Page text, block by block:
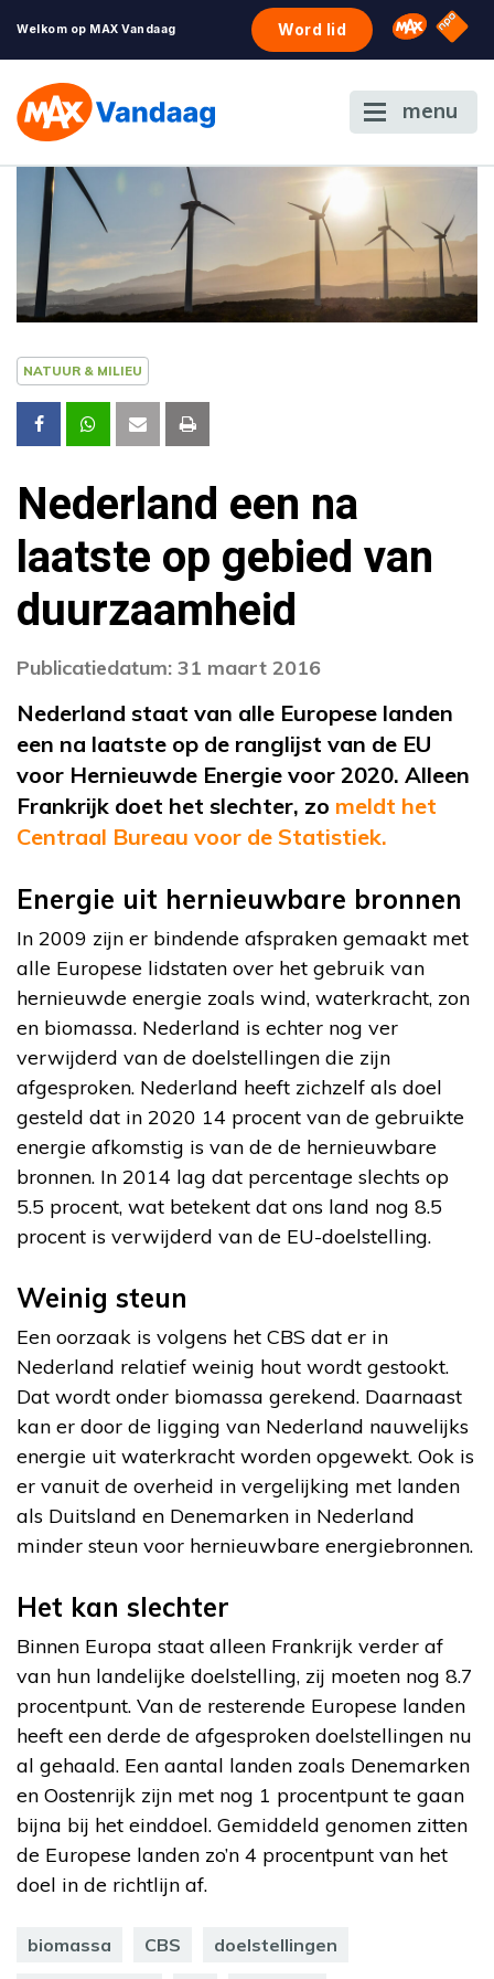
Welkom op MAX Vandaag Word lid Omroep
NPO
menu
NATUUR & MILIEU
Nederland een na
laatste op gebied van
duurzaamheid
Publicatiedatum: 31 maart 2016
Nederland staat van alle Europese landen
een na laatste op de ranglijst van de EU
voor Hernieuwde Energie voor 2020. Alleen
Frankrijk doet het slechter, zo meldt het
Centraal Bureau voor de Statistiek.
Energie uit hernieuwbare bronnen
In 2009 zijn er bindende afspraken gemaakt met
alle Europese lidstaten over het gebruik van
hernieuwde energie zoals wind, waterkracht, zon
en biomassa. Nederland is echter nog ver
verwijderd van de doelstellingen die zijn
afgesproken. Nederland heeft zichzelf als doel
gesteld dat in 2020 14 procent van de gebruikte
energie afkomstig is van de de hernieuwbare
bronnen. In 2014 lag dat percentage slechts op
5.5 procent, wat betekent dat ons land nog 8.5
procent is verwijderd van de EU-doelstelling.
Weinig steun
Een oorzaak is volgens het CBS dat er in
Nederland relatief weinig hout wordt gestookt.
Dat wordt onder biomassa gerekend. Daarnaast
kan er door de ligging van Nederland nauwelijks
energie uit waterkracht worden opgewekt. Ook is
er vanuit de overheid in vergelijking met landen
als Duitsland en Denemarken in Nederland
minder steun voor hernieuwbare energiebronnen.
Het kan slechter
Binnen Europa staat alleen Frankrijk verder af
van hun landelijke doelstelling, zij moeten nog 8.7
procentpunt. Van de resterende Europese landen
heeft een derde de afgesproken doelstellingen nu
al gehaald. Een aantal landen zoals Denemarken
en Oostenrijk zijn met nog 1 procentpunt te gaan
bijna bij het einddoel. Gemiddeld genomen zitten
de Europese landen zo’n 4 procentpunt van het
doel in de richtlijn af.
biomassa CBS doelstellingen